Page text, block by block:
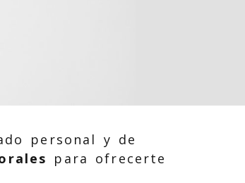
personal y de
para ofrecerte